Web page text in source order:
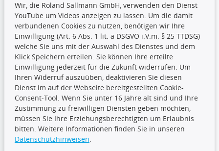
CARAT Gruppe
Folge uns
TecDoc Inside
Wir, die Roland Sallmann GmbH, verwenden den Dienst
YouTube um Videos anzeigen zu lassen. Um die damit
verbundenen Cookies zu nutzen, benötigen wir Ihre
Einwilligung (Art. 6 Abs. 1 lit. a DSGVO i.V.m. § 25 TTDSG)
welche Sie uns mit der Auswahl des Dienstes und dem
Klick Speichern erteilen. Sie können Ihre erteilte
Einwilligung jederzeit für die Zukunft widerrufen. Um
Ihren Widerruf auszuüben, deaktivieren Sie diesen
Dienst im auf der Webseite bereitgestellten Cookie-
Consent-Tool. Wenn Sie unter 16 Jahre alt sind und Ihre
Zustimmung zu freiwilligen Diensten geben möchten,
müssen Sie Ihre Erziehungsberechtigten um Erlaubnis
bitten. Weitere Informationen finden Sie in unseren
Datenschutzhinweisen.